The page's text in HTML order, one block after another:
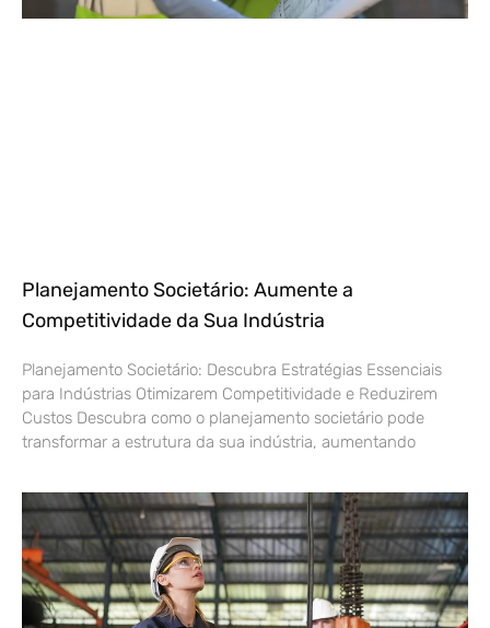
Planejamento Societário: Aumente a
Competitividade da Sua Indústria
Planejamento Societário: Descubra Estratégias Essenciais
para Indústrias Otimizarem Competitividade e Reduzirem
Custos Descubra como o planejamento societário pode
transformar a estrutura da sua indústria, aumentando